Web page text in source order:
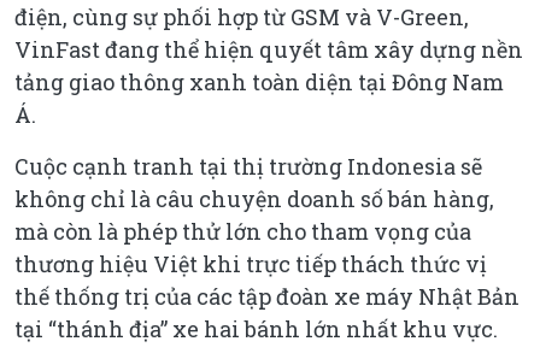
điện, cùng sự phối hợp từ GSM và V-Green,
VinFast đang thể hiện quyết tâm xây dựng nền
tảng giao thông xanh toàn diện tại Đông Nam
Á.
Cuộc cạnh tranh tại thị trường Indonesia sẽ
không chỉ là câu chuyện doanh số bán hàng,
mà còn là phép thử lớn cho tham vọng của
thương hiệu Việt khi trực tiếp thách thức vị
thế thống trị của các tập đoàn xe máy Nhật Bản
tại “thánh địa” xe hai bánh lớn nhất khu vực.